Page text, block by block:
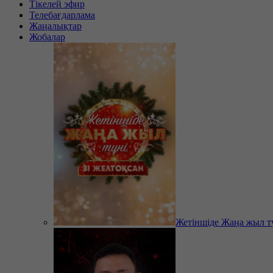
Тікелей эфир
Телебағдарлама
Жаңалықтар
Жобалар
Жетіншіде Жаңа жыл